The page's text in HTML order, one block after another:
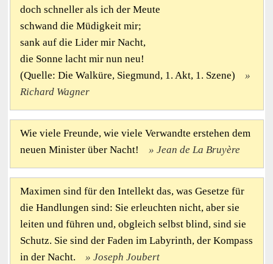
doch schneller als ich der Meute
schwand die Müdigkeit mir;
sank auf die Lider mir Nacht,
die Sonne lacht mir nun neu!
(Quelle: Die Walküre, Siegmund, 1. Akt, 1. Szene)
Richard Wagner
Wie viele Freunde, wie viele Verwandte erstehen dem
neuen Minister über Nacht!
Jean de La Bruyère
Maximen sind für den Intellekt das, was Gesetze für
die Handlungen sind: Sie erleuchten nicht, aber sie
leiten und führen und, obgleich selbst blind, sind sie
Schutz. Sie sind der Faden im Labyrinth, der Kompass
in der Nacht.
Joseph Joubert